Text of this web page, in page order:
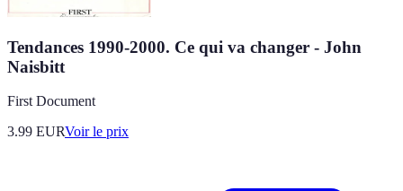
Tendances 1990-2000. Ce qui va changer - John
Naisbitt
First Document
3.99 EURVoir le prix